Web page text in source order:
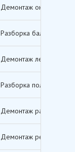
Демонтаж оконных и
Разборка балконов и
Демонтаж лестничных
Разборка полов,
Демонтаж различных
Демонтаж рекламных